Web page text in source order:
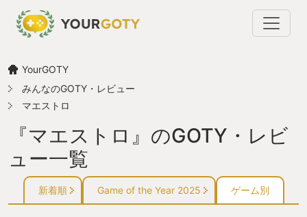
YourGOTY
みんなのGOTY・レビュー
マエストロ
『マエストロ』のGOTY・レビ
ュー一覧
新着順 Game of the Year 2025 ゲーム別